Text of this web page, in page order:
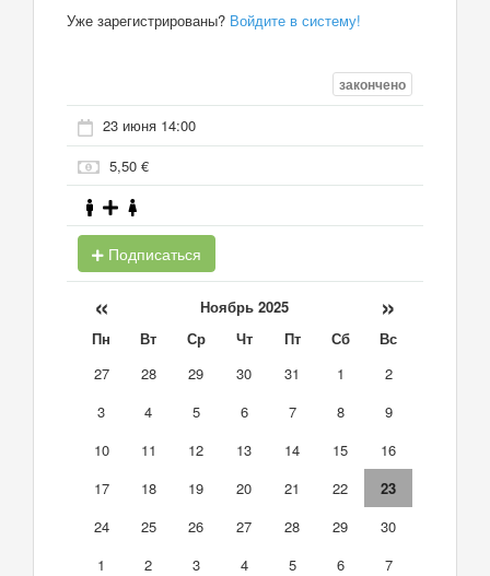
Уже зарегистрированы? Войдите в систему!
закончено
23 июня 14:00
5,50 €
Подписаться
« Ноябрь 2025 »
Пн Вт Ср Чт Пт Сб
Вс
27
28 29 30 31 1
2
3
4 5 6 7 8
9
10
11 12 13 14 15
16
17
18 19 20 21 22
23
24
25 26 27 28 29
30
1
2 3 4 5 6 7